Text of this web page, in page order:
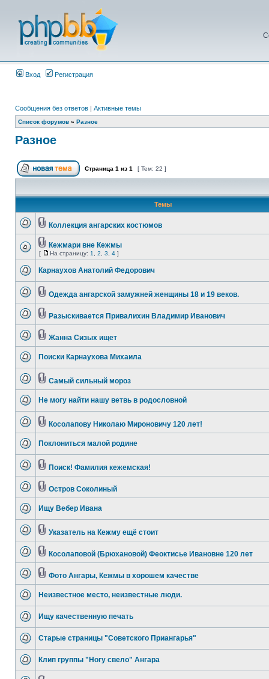
Вход Регистрация
Сообщения без ответов | Активные темы
Список форумов » Разное
Разное
Страница 1 из 1 [ Тем: 22 ]
Темы
Коллекция ангарских костюмов
Кежмари вне Кежмы
[ На страницу: 1 2 3 4 ]
Карнаухов Анатолий Федорович
Одежда ангарской замужней женщины 18 и 19 веков.
Разыскивается Привалихин Владимир Иванович
Жанна Сизых ищет
Поиски Карнаухова Михаила
Самый сильный мороз
Не могу найти нашу ветвь в родословной
Косолапову Николаю Мироновичу 120 лет!
Поклониться малой родине
Поиск! Фамилия кежемская!
Остров Соколиный
Ищу Вебер Ивана
Указатель на Кежму ещё стоит
Косолаповой (Брюхановой) Феоктисье Ивановне 120 лет
Фото Ангары, Кежмы в хорошем качестве
Неизвестное место, неизвестные люди.
Ищу качественную печать
Старые страницы "Советского Приангарья"
Клип группы "Ногу свело" Ангара